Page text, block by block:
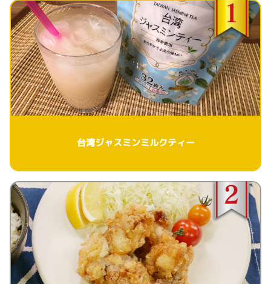
台湾ジャスミンミルクティー